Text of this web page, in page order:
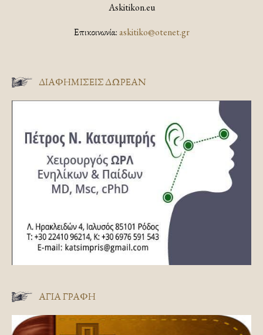
Askitikon.eu
Επικοινωνία:askitiko@otenet.gr
ΔΙΑΦΗΜΊΣΕΙΣ ΔΩΡΕΆΝ
ΑΓΊΑ ΓΡΑΦΉ